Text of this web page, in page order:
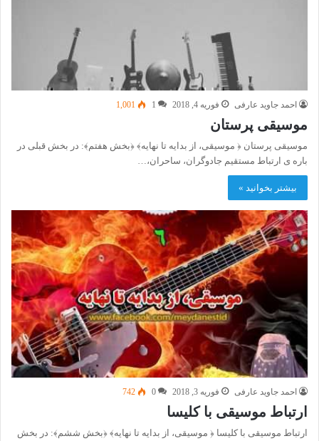
احمد جاوید عارفی فوریه 4, 2018 1
1,001
موسیقی پرستان
موسیقی پرستان ﴿ موسیقی، از بدایه تا نهایه﴾ ﴿بخش هفتم﴾: در بخش قبلی در
باره ی ارتباط مستقیم جادوگران، ساحران،…
بیشتر بخوانید »
احمد جاوید عارفی فوریه 3, 2018 0
742
ارتباط موسیقی با کلیسا
ارتباط موسیقی با کلیسا ﴿ موسیقی، از بدایه تا نهایه﴾ ﴿بخش ششم﴾: در بخش